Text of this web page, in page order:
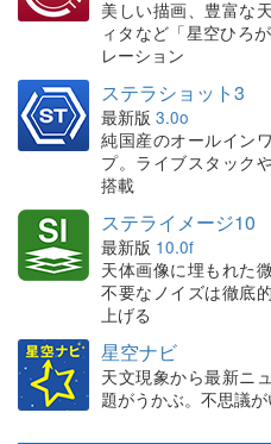
美しい描画、豊富な
ィタなど「星空ひろ
レーション
ステラショット3
最新版 3.0o
純国産のオールイン
プ。ライブスタック
搭載
ステライメージ10
最新版 10.0f
天体画像に埋もれた
不要なノイズは徹底
上げる
星空ナビ
天文現象から最新ニ
題がうかぶ。不思議